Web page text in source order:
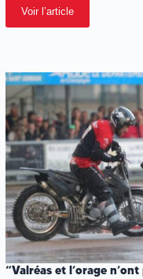
Voir l’article
“Valréas et l’orage